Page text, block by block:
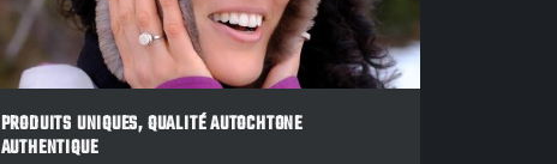
PRODUITS UNIQUES, QUALITÉ AUTOCHTONE
AUTHENTIQUE